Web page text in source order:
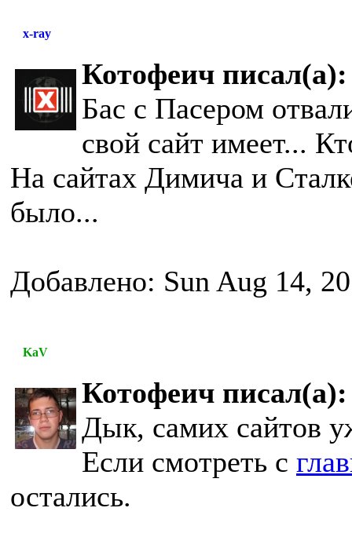
x-ray
Котофеич писал(а):
Бас с Пасером
свой сайт имеет...
На сайтах Димича и
было...
Добавлено: Sun Aug 14,
KaV
Котофеич писал(а):
Дык, самих сайтов
Если смотреть с
остались.